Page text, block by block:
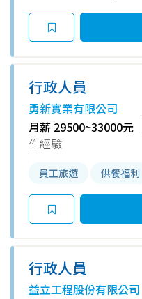
行政人員
勇新實業有限公司
月薪 29500~33000元
作經驗
員工旅遊 供餐福利
行政人員
益立工程股份有限公司